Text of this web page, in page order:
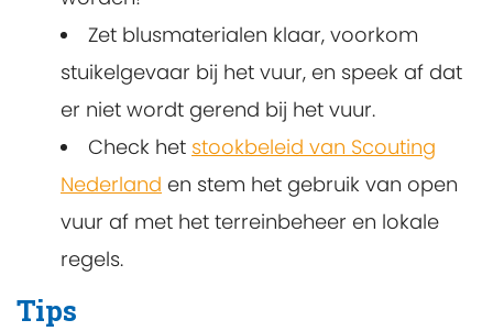
Zet blusmaterialen klaar, voorkom
stuikelgevaar bij het vuur, en speek af dat
er niet wordt gerend bij het vuur.
Check het stookbeleid van Scouting
Nederland en stem het gebruik van open
vuur af met het terreinbeheer en lokale
regels.
Tips